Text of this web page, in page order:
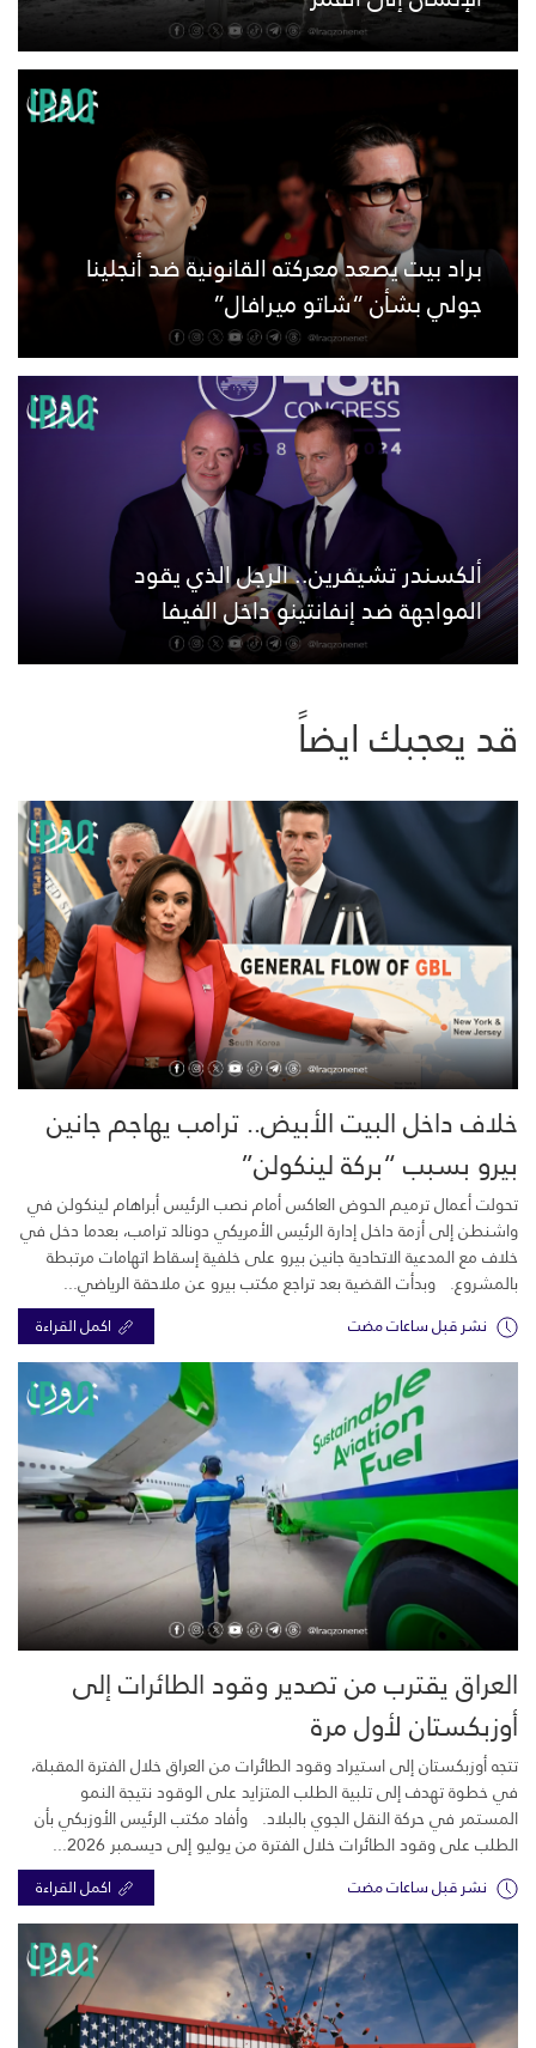
براد بيت يصعد معركته القانونية ضد أنجلينا
جولي بشأن “شاتو ميرافال”
ألكسندر تشيفرين.. الرجل الذي يقود
المواجهة ضد إنفانتينو داخل الفيفا
قد يعجبك ايضاً
خلاف داخل البيت الأبيض.. ترامب يهاجم جانين
بيرو بسبب “بركة لينكولن”
تحولت أعمال ترميم الحوض العاكس أمام نصب الرئيس أبراهام لينكولن في
واشنطن إلى أزمة داخل إدارة الرئيس الأمريكي دونالد ترامب، بعدما دخل في
خلاف مع المدعية الاتحادية جانين بيرو على خلفية إسقاط اتهامات مرتبطة
بالمشروع. وبدأت القضية بعد تراجع مكتب بيرو عن ملاحقة الرياضي...
نشر قبل ساعات مضت اكمل القراءة
العراق يقترب من تصدير وقود الطائرات إلى
أوزبكستان لأول مرة
تتجه أوزبكستان إلى استيراد وقود الطائرات من العراق خلال الفترة المقبلة،
في خطوة تهدف إلى تلبية الطلب المتزايد على الوقود نتيجة النمو
المستمر في حركة النقل الجوي بالبلاد. وأفاد مكتب الرئيس الأوزبكي بأن
الطلب على وقود الطائرات خلال الفترة من يوليو إلى ديسمبر 2026...
نشر قبل ساعات مضت اكمل القراءة